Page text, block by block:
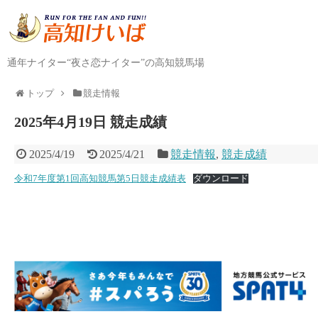
通年ナイター“夜さ恋ナイター”の高知競馬場
トップ 競走情報
2025年4月19日 競走成績
2025/4/19 2025/4/21 競走情報,競走成績
令和7年度第1回高知競馬第5日競走成績表 ダウンロード